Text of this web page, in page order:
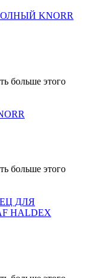
KNORR
больше этого
больше этого
ДЛЯ
HALDEX